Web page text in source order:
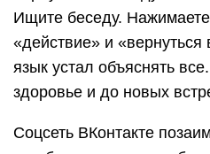
Ищите беседу.
«действие» и
язык устал объяснять
здоровье и до новых
Соцсеть ВКонтакте